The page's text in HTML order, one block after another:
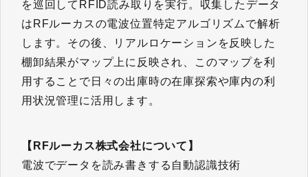
を巡回してRFID読み取りを実行。収集したデータ
はRFルーカスの電波位置特定アルゴリズムで解析
します。その後、リアルロケーションを反映した
棚卸結果がマップ上に反映され、このマップを利
用することで日々の出庫時の在庫探索や庫内の利
用状況管理に活用します。
【RFルーカス株式会社について】
電波でデータを読み書きする自動認識技術